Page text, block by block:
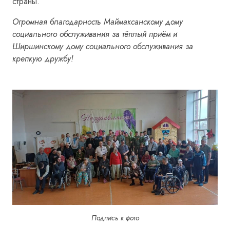
Огромная благодарность Маймаксанскому дому
социального обслуживания за тёплый приём и
Ширшинскому дому социального обслуживания за
крепкую дружбу!
Подпись к фото